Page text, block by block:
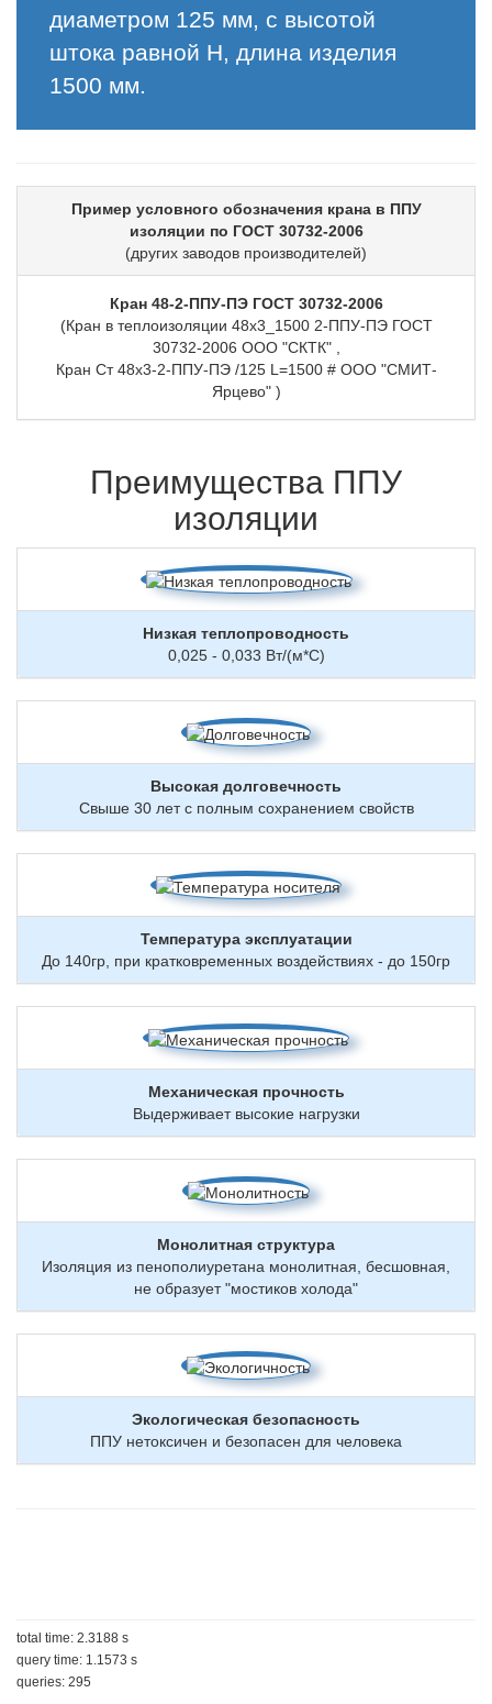
диаметром 125 мм, с высотой
штока равной H, длина изделия
1500 мм.
Пример условного обозначения крана в ППУ
изоляции по ГОСТ 30732-2006
(других заводов производителей)
Кран 48-2-ППУ-ПЭ ГОСТ 30732-2006
(Кран в теплоизоляции 48х3_1500 2-ППУ-ПЭ ГОСТ
30732-2006 ООО "СКТК" ,
Кран Ст 48х3-2-ППУ-ПЭ /125 L=1500 # ООО "СМИТ-
Ярцево" )
Преимущества ППУ
изоляции
Низкая теплопроводность
0,025 - 0,033 Вт/(м*С)
Высокая долговечность
Свыше 30 лет с полным сохранением свойств
Температура эксплуатации
До 140гр, при кратковременных воздействиях - до 150гр
Механическая прочность
Выдерживает высокие нагрузки
Монолитная структура
Изоляция из пенополиуретана монолитная, бесшовная,
не образует "мостиков холода"
Экологическая безопасность
ППУ нетоксичен и безопасен для человека
total time: 2.3188 s
query time: 1.1573 s
queries: 295